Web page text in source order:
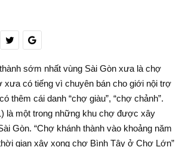
sớm nhất vùng Sài Gòn xưa là chợ
xưa có tiếng vì chuyên bán cho giới nội trợ
thêm cái danh “chợ giàu”, “chợ chảnh”.
là một trong những khu chợ được xây
Gòn. “Chợ khánh thành vào khoảng năm
gian xây xong chợ Bình Tây ở Chợ Lớn”